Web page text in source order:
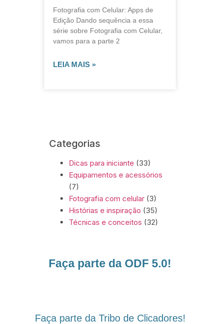
Fotografia com Celular: Apps de
Edição Dando sequência a essa
série sobre Fotografia com Celular,
vamos para a parte 2
LEIA MAIS »
Categorias
Dicas para iniciante (33)
Equipamentos e acessórios
(7)
Fotografia com celular (3)
Histórias e inspiração (35)
Técnicas e conceitos (32)
Faça parte da ODF 5.0!
Faça parte da Tribo de Clicadores!